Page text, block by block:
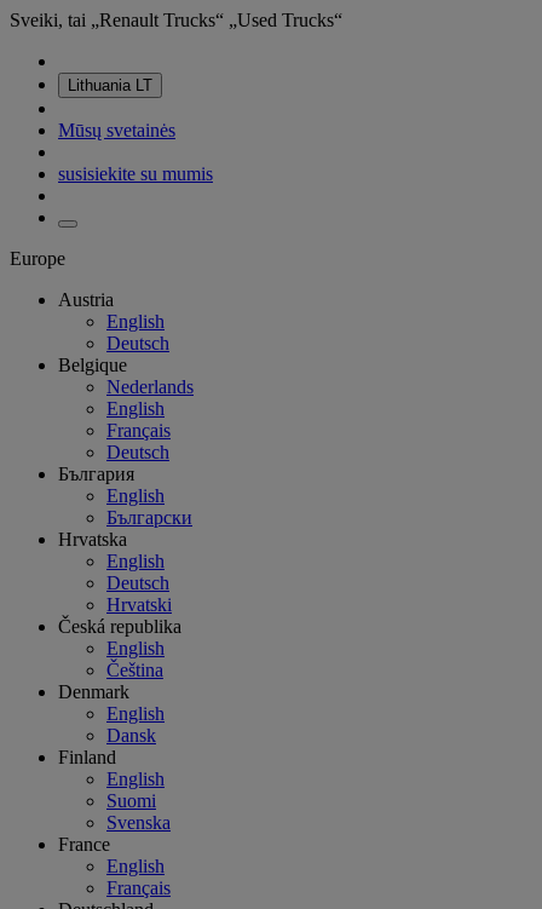
Sveiki, tai „Renault Trucks“ „Used Trucks“
Lithuania LT
Mūsų svetainės
susisiekite su mumis
Europe
Austria
English
Deutsch
Belgique
Nederlands
English
Français
Deutsch
България
English
Български
Hrvatska
English
Deutsch
Hrvatski
Česká republika
English
Čeština
Denmark
English
Dansk
Finland
English
Suomi
Svenska
France
English
Français